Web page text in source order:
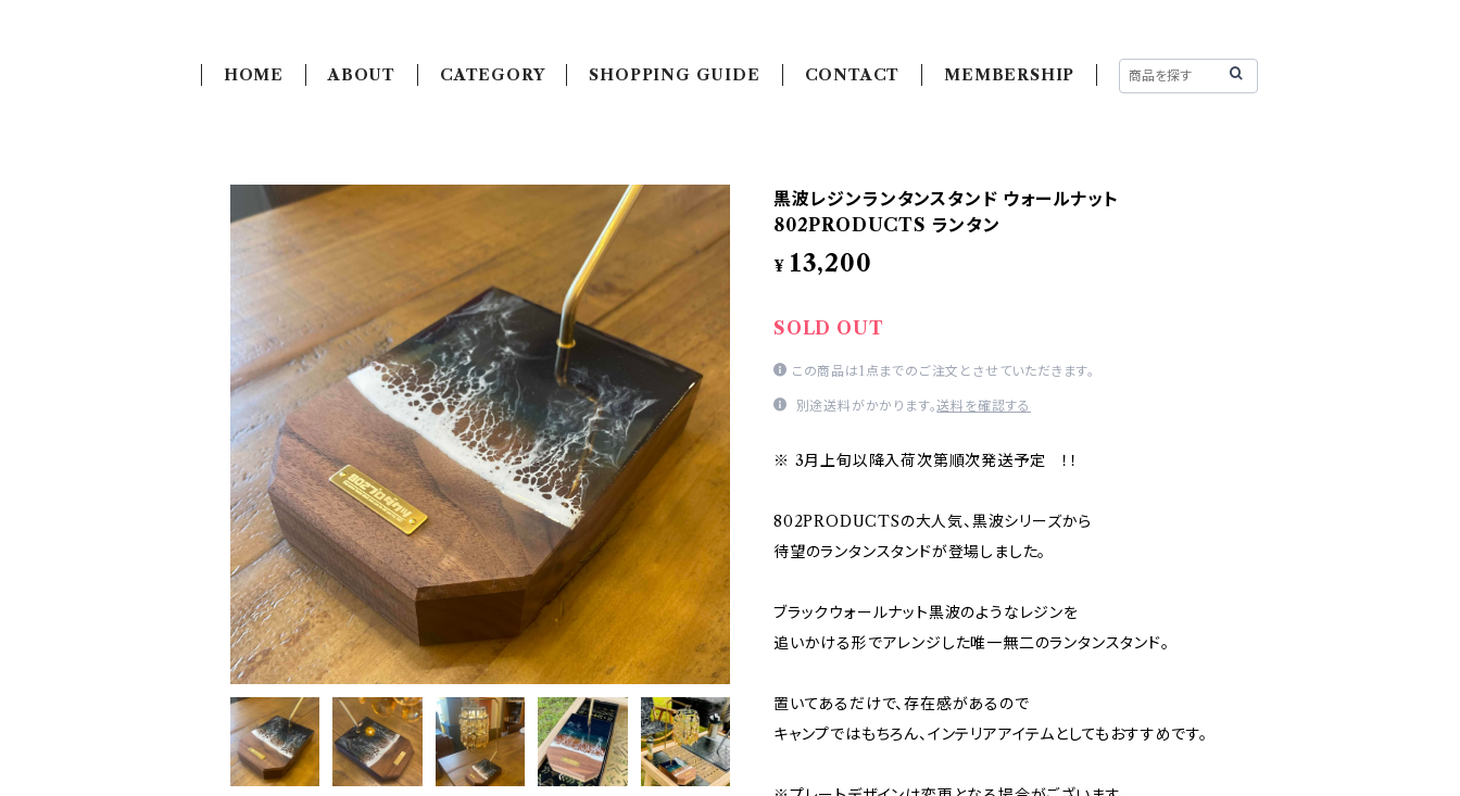
HOME ABOUT CATEGORY SHOPPING GUIDE CONTACT MEMBERSHIP
黒波レジンランタンスタンド ウォールナット
802PRODUCTS ランタン
¥ 13,200
SOLD OUT
この商品は1点までのご注文とさせていただきます。
別途送料がかかります。送料を確認する
※ 3月上旬以降入荷次第順次発送予定 ！！
802PRODUCTSの大人気、黒波シリーズから
待望のランタンスタンドが登場しました。
ブラックウォールナット黒波のようなレジンを
追いかける形でアレンジした唯一無二のランタンスタンド。
置いてあるだけで、存在感があるので
キャンプではもちろん、インテリアアイテムとしてもおすすめです。